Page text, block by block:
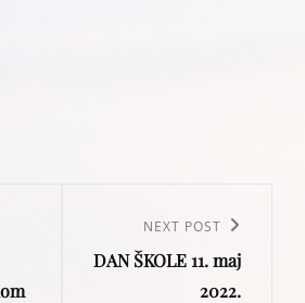
Post
NEXT POST
DAN ŠKOLE 11. maj
2022.